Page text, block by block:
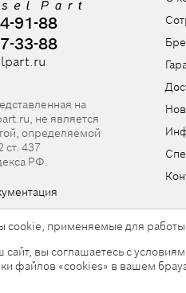
91-88
33-88
на
не является
определяемой
ст. 437
РФ.
Все права
cookie, применяемые для
вы соглашаетесь с
файлов «cookies» в вашем